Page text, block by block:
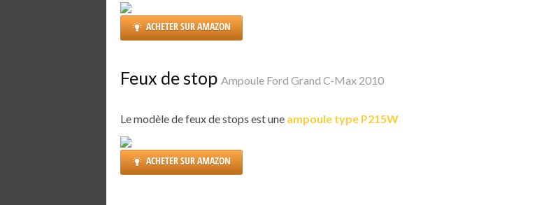
ACHETER SUR AMAZON
Feux de stop Ampoule Ford Grand C-Max 2010
Le modèle de feux de stops est une ampoule type P215W
ACHETER SUR AMAZON